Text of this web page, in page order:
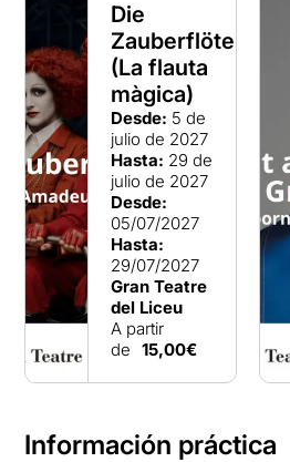
Die
Zauberflöte
(La flauta
màgica)
Desde: 5 de
julio de 2027
Hasta: 29 de
julio de 2027
Desde:
05/07/2027
Hasta:
29/07/2027
Gran Teatre
del Liceu
A partir
de 15,00€
Información práctica